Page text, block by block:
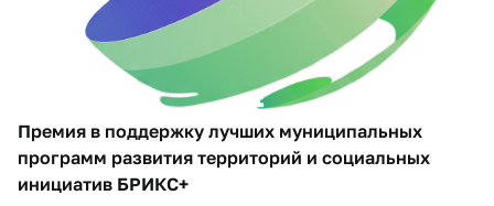
Премия в поддержку лучших муниципальных
программ развития территорий и социальных
инициатив БРИКС+